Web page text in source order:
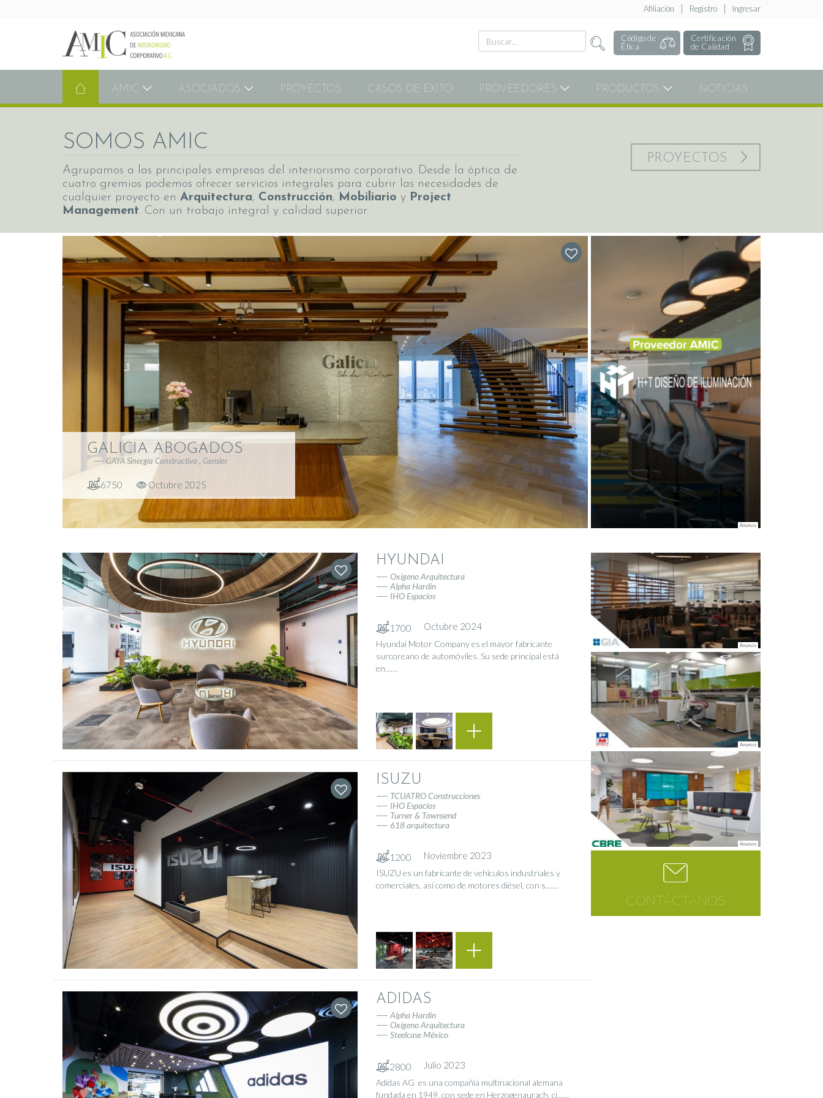
Ingresar
Registro
Afiliación
Código de
Ética
Certificación
de Calidad
AMIC ASOCIADOS PROYECTOS CASOS DE ÉXITO PROVEEDORES PRODUCTOS NOTICIAS
SOMOS AMIC
Agrupamos a las principales empresas del interiorismo corporativo. Desde la óptica de
cuatro gremios podemos ofrecer servicios integrales para cubrir las necesidades de
cualquier proyecto en Arquitectura, Construcción, Mobiliario y Project
Management. Con un trabajo integral y calidad superior.
PROYECTOS
GALICIA ABOGADOS
GAYA Sinergia Constructiva , Gensler
6750 Octubre 2025
HYUNDAI
Oxígeno Arquitectura
Alpha Hardin
IHO Espacios
1700 Octubre 2024
Hyundai Motor Company es el mayor fabricante
surcoreano de automóviles. Su sede principal está
en.......
ISUZU
TCUATRO Construcciones
IHO Espacios
Turner & Townsend
618 arquitectura
1200 Noviembre 2023
ISUZU es un fabricante de vehículos industriales y
comerciales, así como de motores diésel, con s.......
ADIDAS
Alpha Hardin
Oxígeno Arquitectura
Steelcase México
2800 Julio 2023
Adidas AG ​ es una compañía multinacional alemana
fundada en 1949, con sede en Herzogenaurach, ci.......
CONTÁCTANOS